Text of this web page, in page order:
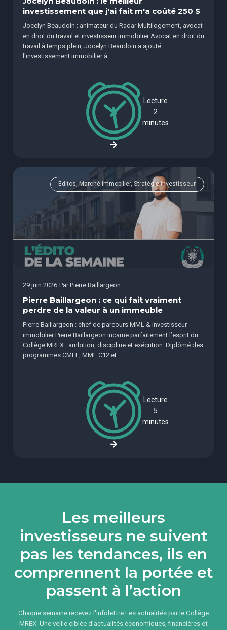
investissement que j'ai fait m'a coûté 250 $
Jocelyn Beaudoin : animateur du Radar Multilogement, avocat
en droit du travail et investisseur immobilier Avocat en droit du
travail à temps plein, Jocelyn Beaudoin a ajouté
l'investissement immobilier à...
Lecture
2
minutes
Éditos, Marché immobilier, Stratégie investisseur
29 juin 2026 Par Pierre Baillargeon
Pierre Baillargeon : ce qui fait vraiment
perdre de la valeur à un immeuble
Pierre Baillargeon : chef de parcours MML & investisseur
immobilier Pierre Baillargeon incarne parfaitement l’esprit du
Collège MREX : ambition, discipline et exécution. Diplômé des
programmes CMFE, MML C12 et...
Lecture
5
minutes
Les meilleurs
investisseurs ne suivent
pas les tendances, ils en
comprennent la portée et
passent à l’action
Chaque semaine recevez l'infolettre Les actualités par le Collège
MREX. Une veille ciblée d’actualités économiques, financières et